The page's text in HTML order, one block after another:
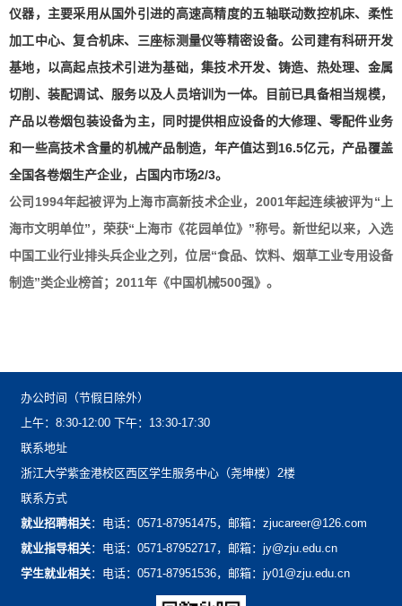
仪器，主要采用从国外引进的高速高精度的五轴联动数控机床、柔性
加工中心、复合机床、三座标测量仪等精密设备。公司建有科研开发
基地，以高起点技术引进为基础，集技术开发、铸造、热处理、金属
切削、装配调试、服务以及人员培训为一体。目前已具备相当规模，
产品以卷烟包装设备为主，同时提供相应设备的大修理、零配件业务
和一些高技术含量的机械产品制造，年产值达到16.5亿元，产品覆盖
全国各卷烟生产企业，占国内市场2/3。
公司1994年起被评为上海市高新技术企业，2001年起连续被评为“上
海市文明单位”，荣获“上海市《花园单位》”称号。新世纪以来，入选
中国工业行业排头兵企业之列，位居“食品、饮料、烟草工业专用设备
制造”类企业榜首；2011年《中国机械500强》。
办公时间（节假日除外）
上午：8:30-12:00下午：13:30-17:30
联系地址
浙江大学紫金港校区西区学生服务中心（尧坤楼）2楼
联系方式
就业招聘相关：电话：0571-87951475，邮箱：zjucareer@126.com
就业指导相关：电话：0571-87952717，邮箱：jy@zju.edu.cn
学生就业相关：电话：0571-87951536，邮箱：jy01@zju.edu.cn